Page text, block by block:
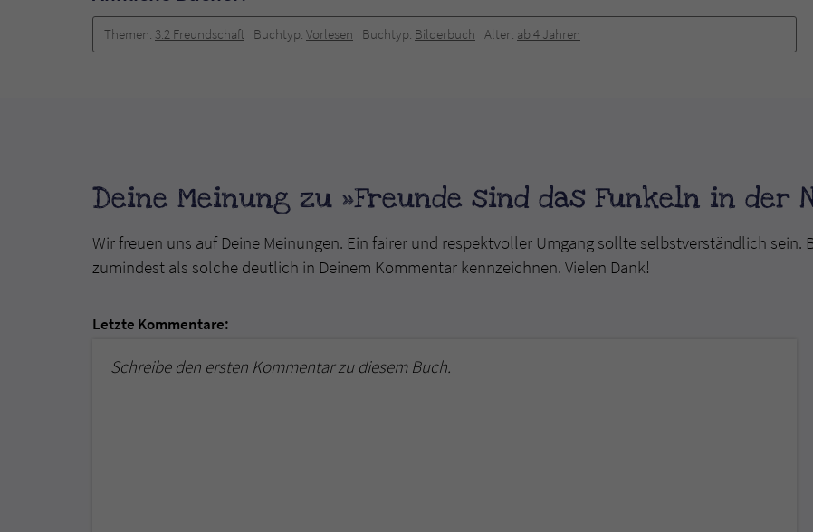
Themen: 3.2 Freundschaft Buchtyp: Vorlesen Buchtyp: Bilderbuch Alter: ab 4 Jahren
Deine Meinung zu »Freunde sind das Funkeln in der
Wir freuen uns auf Deine Meinungen. Ein fairer und respektvoller Umgang sollte selbstverständlich
zumindest als solche deutlich in Deinem Kommentar kennzeichnen. Vielen Dank!
Letzte Kommentare:
Schreibe den ersten Kommentar zu diesem Buch.